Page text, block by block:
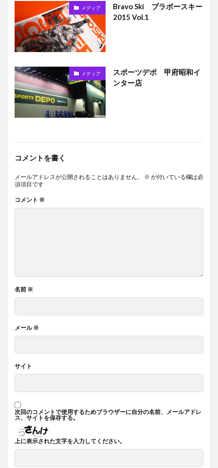
メディア
Bravo Ski ブラボースキー
2015 Vol.1
メディア
スポーツデポ 甲府昭和イ
ンター店
コメントを書く
メールアドレスが公開されることはありません。 ※ が付いている欄は必
須項目です
コメント ※
名前 ※
メール※
サイト
次回のコメントで使用するためブラウザーに自分の名前、メールアドレ
ス、サイトを保存する。
上に表示された文字を入力してください。